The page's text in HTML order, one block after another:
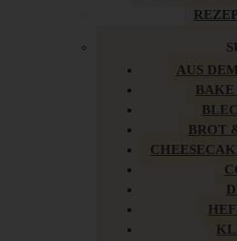
AUS
BAKE
BROT